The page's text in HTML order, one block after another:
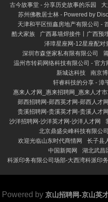
古今故事堂 - 分享历史故事的乐园
苏州佛教居士林 - Powered by
天津和平区恒鑫房地产有限公司 -
酷犬家族
广西幕墙焊接件丨广西预
泽璋星座网-12星座配对
深圳市森堡家私有限有限公司
温州市转莉网络科技有限公司 - 官方
新城达科技
南京
轩睿科技的分享 - 漳
惠来人才网_惠来招聘网_惠来人才
郧西招聘网-郧西英才网-郧西人才网
贵溪招聘网-贵溪英才网-贵溪人才网
沙洋招聘网-沙洋英才网-沙洋人才网
北京鼎盛尖峰科技有限公司
欢迎光临山东时代商情网
长子县
中国新闻网
湖北武昌
科派印务有限公司场部-大西湾科派印
Powered by 京山招聘网-京山英